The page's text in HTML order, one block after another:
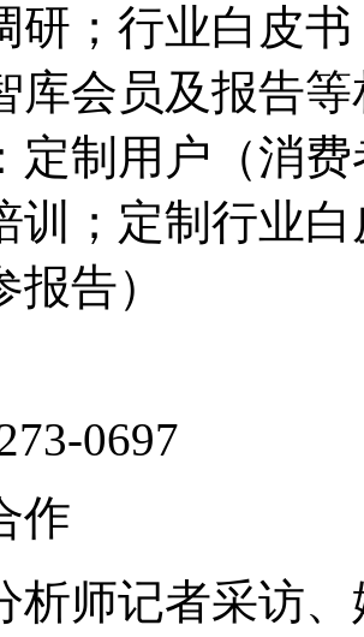
研；行业白皮
库会员及报告
定制用户（消
训；定制行业
报告）
0697
作
析师记者采访